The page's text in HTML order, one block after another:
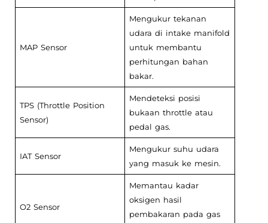
MAP Sensor
Mengukur tekanan
udara di intake manifold
untuk membantu
perhitungan bahan
bakar.
TPS (Throttle Position
Sensor)
Mendeteksi posisi
bukaan throttle atau
pedal gas.
IAT Sensor
Mengukur suhu udara
yang masuk ke mesin.
O2 Sensor
Memantau kadar
oksigen hasil
pembakaran pada gas